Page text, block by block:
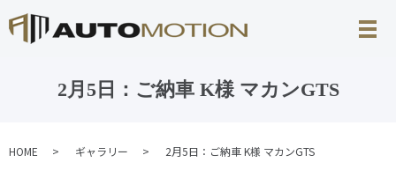
2月5日：ご納車 K様 マカンGTS
HOME ギャラリー 2月5日：ご納車 K様 マカンGTS